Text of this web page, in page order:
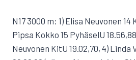
N17 3000 m: 1) Elisa Neuvonen 14
Pipsa Kokko 15 PyhäselU
Neuvonen KitU 19.02,70, 4) Linda